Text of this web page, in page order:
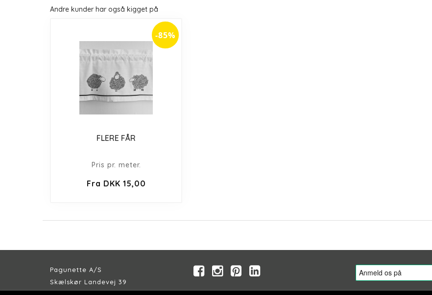
Andre kunder har også kigget på
-85%
FLERE FÅR
Pris pr. meter.
Fra DKK 15,00
Pagunette A/S
Skælskør Landevej 39